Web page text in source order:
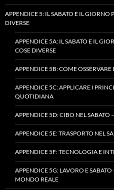
APPENDICE 5: IL SABATO E IL GIORNO
DIVERSE
APPENDICE 5A: IL SABATO E IL
COSE DIVERSE
APPENDICE 5B: COME
APPENDICE 5C: APPLICARE I
QUOTIDIANA
APPENDICE 5D: CIBO NEL SABATO
APPENDICE 5E: TRASPORTO NEL
APPENDICE 5F: TECNOLOGIA E
APPENDICE 5G: LAVORO E
MONDO REALE